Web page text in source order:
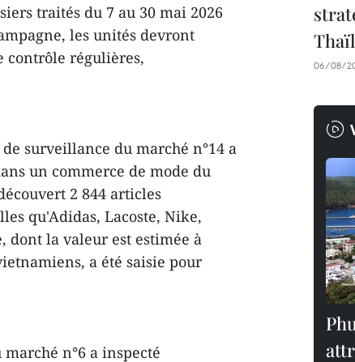
traités du 7 au 30 mai 2026
les unités devront
contrôle régulières,
surveillance du marché n°14 a
un commerce de mode du
2 844 articles
qu'Adidas, Lacoste, Nike,
dont la valeur est estimée à
a été saisie pour
n°6 a inspecté
06/08/